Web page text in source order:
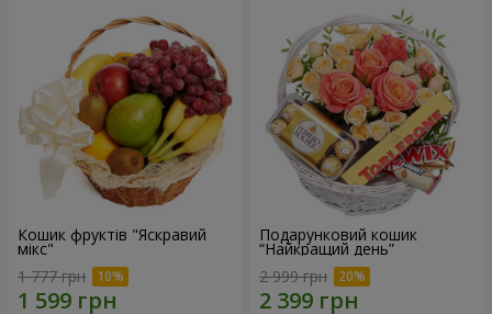
Кошик фруктів "Яскравий
мікс"
1 777 грн
Подарунковий кошик
“Найкращий день”
2 999 грн